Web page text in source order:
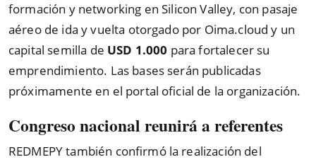
formación y networking en Silicon Valley, con pasaje
aéreo de ida y vuelta otorgado por Oima.cloud y un
capital semilla de USD 1.000 para fortalecer su
emprendimiento. Las bases serán publicadas
próximamente en el portal oficial de la organización.
Congreso nacional reunirá a referentes
REDMEPY también confirmó la realización del